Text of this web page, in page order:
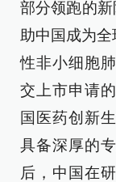
部分领跑的
助中国成为
性非小细胞
交上市申请
国医药创新
具备深厚的
后，中国在